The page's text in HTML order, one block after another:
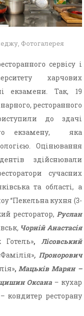
, Фотогалерея
сервісу і
харчових
екзамени. Так, 19
ресторанного
до здачі
екзамену, яка
Оцінювання
здійснювали
сучасних
та області, а
“Пекельна кухня (3-
ресторатор, Руслан
, Чорній Анастасія
Готель», Лісовський
, Пронорович
, Мацьків Марян –
Оксана – кухар
кондитер ресторану